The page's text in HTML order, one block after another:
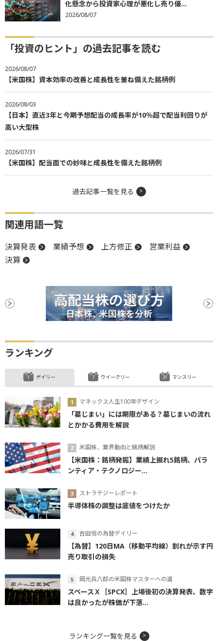
化懸念から投資家心理が悪化し売り優...
2026/08/07
「投資のヒント」の過去記事を読む
2026/08/07
【米国株】資本効率の改善と成長性を兼ね備えた銘柄例
2026/08/03
【日本】直近3年と今期予想配当の成長率が10％超で配当利回りが
高い大型株
2026/07/31
【米国株】配当面での妙味と成長性を備えた銘柄例
過去記事一覧を見る
関連用語一覧
決算発表 業績予想 上方修正
営業利益
決算
ランキング
デイリー
マネックス人生100年デザイン
「墓じまい」には期限がある？墓じまいの流れ
とかかる費用を解説
米国株、業界動向と銘柄解説
【米国株：銘柄発掘】業績上振れ5銘柄、パラ
ンティア・テクノロジー...
ストラテジーレポート
半導体株の調整は底値をつけたか
吉田恒の為替デイリー
【為替】120日MA（移動平均線）割れが示す円
売り取引の損失
岡元兵八郎の米国株マスターへの道
スペースＸ［SPCX］上場後初の決算発表、数字
は良かったが株価が下落...
ウイークリー マンスリー
ランキング一覧を見る